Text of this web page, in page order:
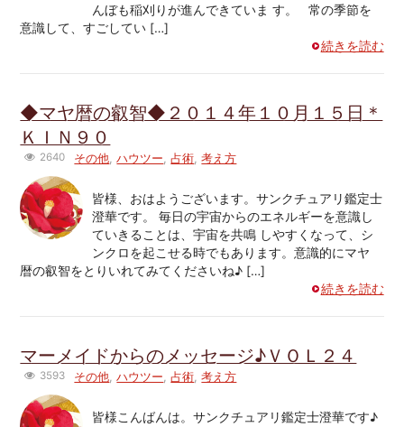
んぼも稲刈りが進んできていま す。 常の季節を
意識して、すごしてい […]
続きを読む
◆マヤ暦の叡智◆２０１４年１０月１５日＊
ＫＩＮ９０
2640 その他 ,ハウツー ,占術 ,考え方
皆様、おはようございます。サンクチュアリ鑑定士
澄華です。 毎日の宇宙からのエネルギーを意識し
ていきることは、宇宙を共鳴 しやすくなって、シ
ンクロを起こせる時でもあります。意識的にマヤ
暦の叡智をとりいれてみてくださいね♪ […]
続きを読む
マーメイドからのメッセージ♪ＶＯＬ２４
3593 その他 ,ハウツー ,占術 ,考え方
皆様こんばんは。サンクチュアリ鑑定士澄華です♪